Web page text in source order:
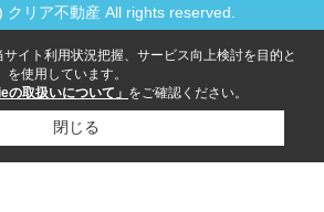
クリア不動産 All rights reserved.
イト利用状況把握、サービス向上検討を目的と
使用しています。
の取扱いについて」 をご確認ください。
閉じる